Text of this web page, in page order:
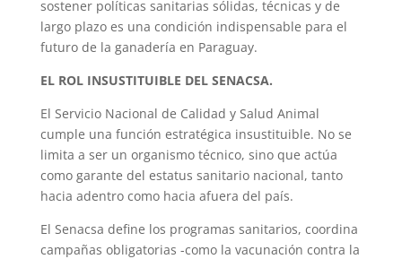
sostener políticas sanitarias sólidas, técnicas y de
largo plazo es una condición indispensable para el
futuro de la ganadería en Paraguay.
EL ROL INSUSTITUIBLE DEL SENACSA.
El Servicio Nacional de Calidad y Salud Animal
cumple una función estratégica insustituible. No se
limita a ser un organismo técnico, sino que actúa
como garante del estatus sanitario nacional, tanto
hacia adentro como hacia afuera del país.
El Senacsa define los programas sanitarios, coordina
campañas obligatorias -como la vacunación contra la